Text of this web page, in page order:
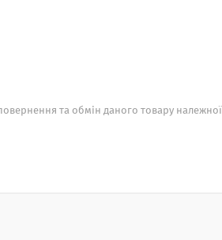
та обмін даного товару належної